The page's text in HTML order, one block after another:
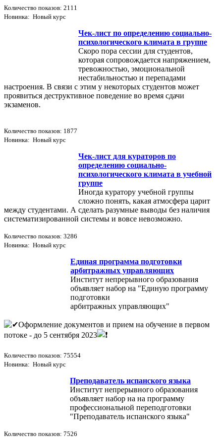
Количество показов: 2111
Новинка: Новый курс
Чек-лист по определению социально-
психологического климата в группе
Скоро пора сессии для студентов,
которая сопровождается напряжением,
тревожностью, эмоциональной
нестабильностью и перепадами
настроения. В связи с этим у некоторых студентов может
проявиться деструктивное поведение во время сдачи
экзаменов.
Количество показов: 1877
Новинка: Новый курс
Чек-лист для кураторов по
определению социально-
психологического климата в учебной
группе
Иногда куратору учебной группы
сложно понять, какая атмосфера царит
между студентами. А сделать разумные выводы без наличия
систематизированной системы и вовсе невозможно.
Количество показов: 3286
Новинка: Новый курс
Единая программа подготовки
арбитражных управляющих
Институт непрерывного образования
объявляет набор на "Единую программу
подготовки
арбитражных управляющих"
Оформление документов и прием на обучение в первом
потоке - до 5 сентября 2023
Количество показов: 75554
Новинка: Новый курс
Преподаватель испанского языка
Институт непрерывного образования
объявляет набор на на программу
профессиональной переподготовки
"Преподаватель испанского языка"
Количество показов: 7526